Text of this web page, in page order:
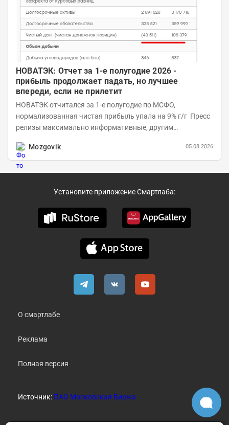
НОВАТЭК: Отчет за 1-е полугодие 2026 -
прибыль продолжает падать, но лучшее
впереди, если не прилетит
НОВАТЭК отчитался за 1-е полугодие по МСФО,
нормализованная чистая прибыль упала на 9% г/г Пресс
релизы максимально информативные, другим
Mozgovik
05.08.2026
Установите приложение Смартлаба:
О смартлабе
Реклама
Полная версия
Источник: ПАО Московская Биржа